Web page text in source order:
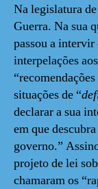
Na legislatura
Guerra. Na sua
passou a
interpelações
situações de “
declarar a sua
em que
governo.”
projeto de lei
chamaram os